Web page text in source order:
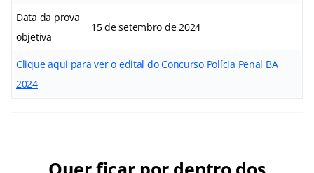
Data da prova
objetiva
15 de setembro de 2024
Clique aqui para ver o edital do Concurso Polícia Penal BA
2024